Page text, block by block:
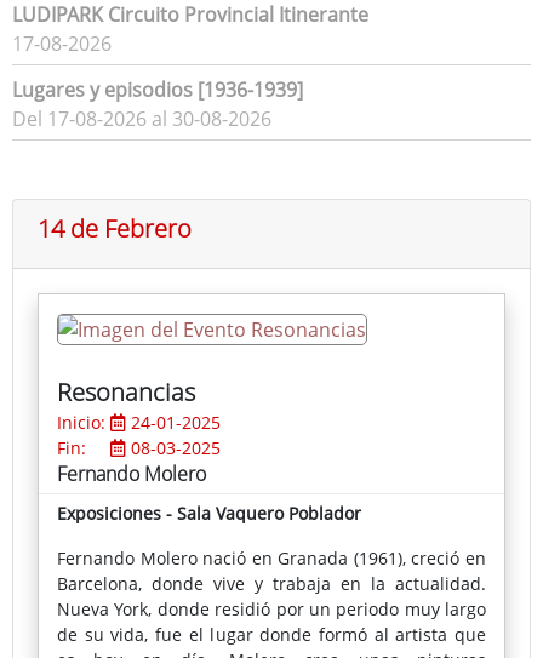
LUDIPARK Circuito Provincial Itinerante
17-08-2026
Lugares y episodios [1936-1939]
Del 17-08-2026 al 30-08-2026
14 de Febrero
Resonancias
Inicio:
24-01-2025
Fin:
08-03-2025
Fernando Molero
Exposiciones - Sala Vaquero Poblador
Fernando Molero nació en Granada (1961), creció en
Barcelona, donde vive y trabaja en la actualidad.
Nueva York, donde residió por un periodo muy largo
de su vida, fue el lugar donde formó al artista que